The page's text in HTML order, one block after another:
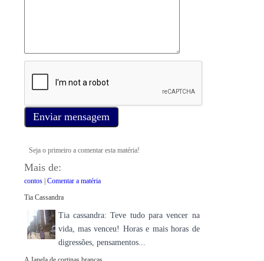
Enviar mensagem
Seja o primeiro a comentar esta matéria!
Mais de:
contos| Comentar a matéria
Tia Cassandra
Tia cassandra: Teve tudo para vencer na
vida, mas venceu! Horas e mais horas de
digressões, pensamentos...